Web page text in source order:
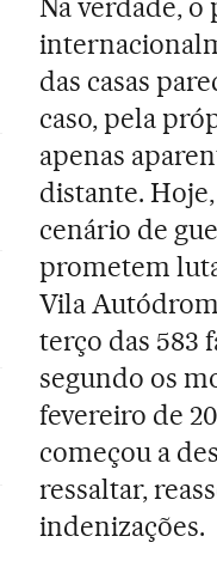
Na verdade,
das casas
caso, pela
apenas
distante.
cenário de
prometem
Vila
terço das 583
segundo os
fevereiro de
começou a
ressaltar,
indenizações.